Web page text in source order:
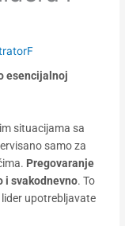
esencijalnoj
situacijama sa
samo za
Pregovaranje
i svakodnevno. To
upotrebljavate